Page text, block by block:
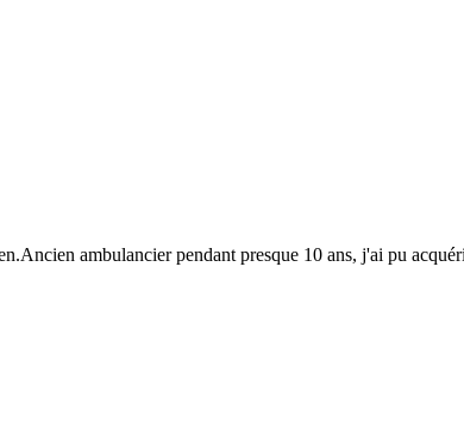
ambulancier pendant presque 10 ans, j'ai pu